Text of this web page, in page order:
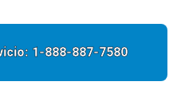
1-888-887-7580